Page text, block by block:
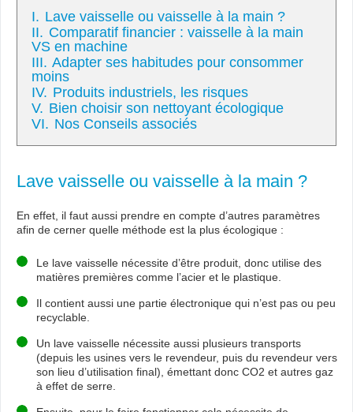
I. Lave vaisselle ou vaisselle à la main ?
II. Comparatif financier : vaisselle à la main
VS en machine
III. Adapter ses habitudes pour consommer
moins
IV. Produits industriels, les risques
V. Bien choisir son nettoyant écologique
VI. Nos Conseils associés
Lave vaisselle ou vaisselle à la main ?
En effet, il faut aussi prendre en compte d’autres paramètres
afin de cerner quelle méthode est la plus écologique :
Le lave vaisselle nécessite d’être produit, donc utilise des
matières premières comme l’acier et le plastique.
Il contient aussi une partie électronique qui n’est pas ou peu
recyclable.
Un lave vaisselle nécessite aussi plusieurs transports
(depuis les usines vers le revendeur, puis du revendeur vers
son lieu d’utilisation final), émettant donc CO2 et autres gaz
à effet de serre.